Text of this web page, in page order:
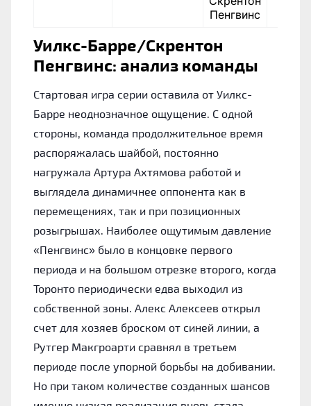
Пенгвинс
Уилкс-Барре/Скрентон
Пенгвинс: анализ команды
Стартовая игра серии оставила от Уилкс-
Барре неоднозначное ощущение. С одной
стороны, команда продолжительное время
распоряжалась шайбой, постоянно
нагружала Артура Ахтямова работой и
выглядела динамичнее оппонента как в
перемещениях, так и при позиционных
розыгрышах. Наиболее ощутимым давление
«Пенгвинс» было в концовке первого
периода и на большом отрезке второго, когда
Торонто периодически едва выходил из
собственной зоны. Алекс Алексеев открыл
счет для хозяев броском от синей линии, а
Рутгер Макгроарти сравнял в третьем
периоде после упорной борьбы на добивании.
Но при таком количестве созданных шансов